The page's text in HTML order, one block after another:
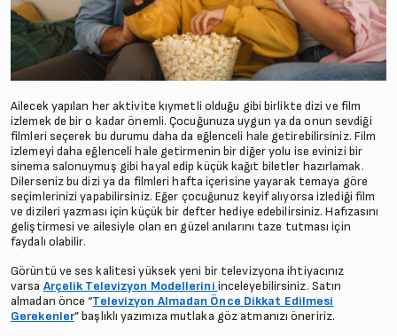
Ailecek yapılan her aktivite kıymetli olduğu gibi birlikte dizi ve film
izlemek de bir o kadar önemli. Çocuğunuza uygun ya da onun sevdiği
filmleri seçerek bu durumu daha da eğlenceli hale getirebilirsiniz. Film
izlemeyi daha eğlenceli hale getirmenin bir diğer yolu ise evinizi bir
sinema salonuymuş gibi hayal edip küçük kağıt biletler hazırlamak.
Dilerseniz bu dizi ya da filmleri hafta içerisine yayarak temaya göre
seçimlerinizi yapabilirsiniz. Eğer çocuğunuz keyif alıyorsa izlediği film
ve dizileri yazması için küçük bir defter hediye edebilirsiniz. Hafızasını
geliştirmesi ve ailesiyle olan en güzel anılarını taze tutması için
faydalı olabilir.
Görüntü ve ses kalitesi yüksek yeni bir televizyona ihtiyacınız
varsa Arçelik Televizyon Modellerini inceleyebilirsiniz. Satın
almadan önce “Televizyon Almadan Önce Dikkat Edilmesi
Gerekenler” başlıklı yazımıza mutlaka göz atmanızı öneririz.